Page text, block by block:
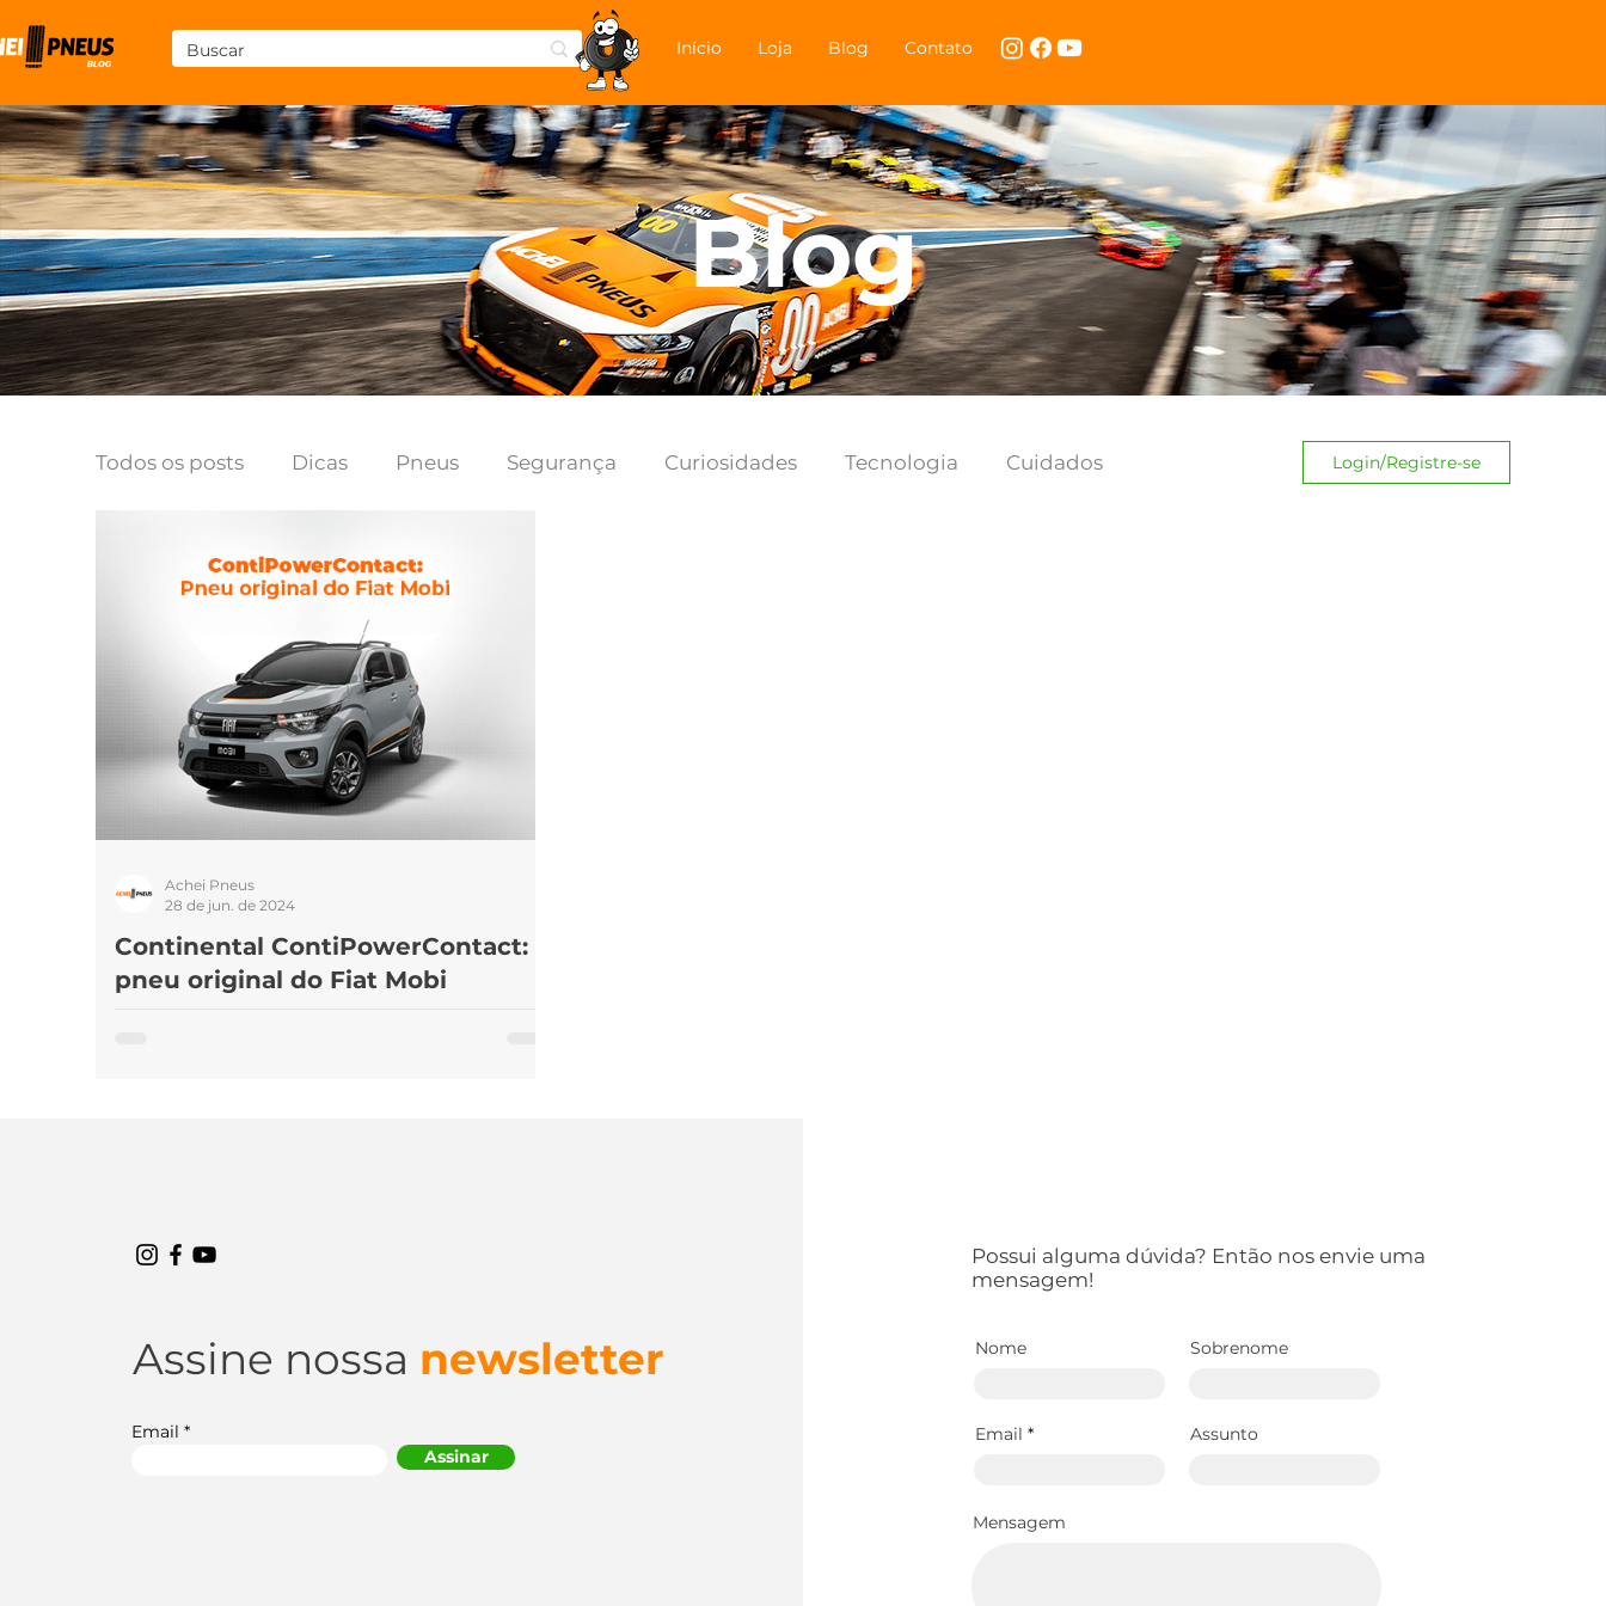
Início Loja Blog Contato
Blog
Todos os posts Dicas Pneus Segurança Curiosidades Tecnologia Cuidados
Marcas de pneus Som
Login/Registre-se
Continental ContiPowerContact: o
pneu original do Fiat Mobi
Achei Pneus
28 de jun. de 2024
Assine nossa newsletter
Email
Assinar
Possui alguma dúvida? Então nos envie uma
mensagem!
Nome Sobrenome
Email Assunto
Mensagem